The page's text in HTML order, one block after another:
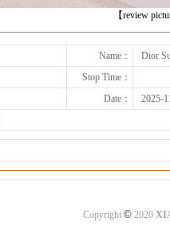
【review
Name：
Dior
Stop Time：
Date：
2025-
Copyright ©2020